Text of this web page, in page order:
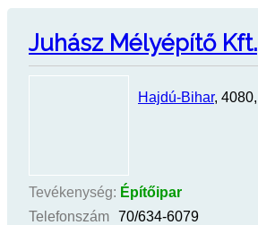
Juhász Mélyépítő Kft.
Hajdú-Bihar, 4080,
Tevékenység: Építőipar
Telefonszám 70/634-6079